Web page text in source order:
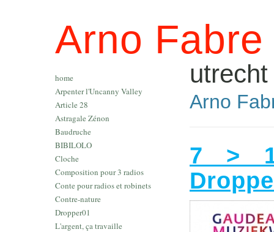
Arno Fabre
home
Arpenter l'Uncanny Valley
Article 28
Astragale Zénon
Baudruche
BIBILOLO
Cloche
Composition pour 3 radios
Conte pour radios et robinets
Contre-nature
Dropper01
L'argent, ça travaille
utrecht
Arno
7 >